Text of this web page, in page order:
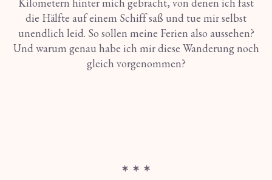
Kilometern hinter mich gebracht, von denen ich fast
die Hälfte auf einem Schiff saß und tue mir selbst
unendlich leid. So sollen meine Ferien also aussehen?
Und warum genau habe ich mir diese Wanderung noch
gleich vorgenommen?
* * *